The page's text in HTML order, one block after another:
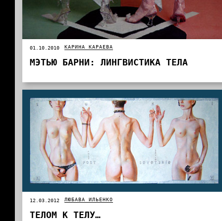
01.10.2010 КАРИНА КАРАЕВА
МЭТЬЮ БАРНИ: ЛИНГВИСТИКА ТЕЛА
12.03.2012 ЛЮБАВА ИЛЬЕНКО
ТЕЛОМ К ТЕЛУ…